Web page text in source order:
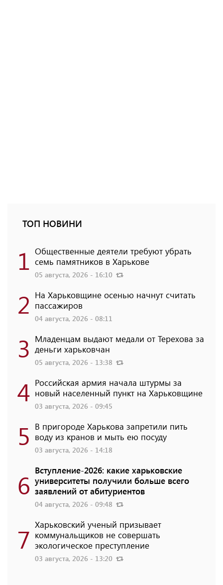
ТОП НОВИНИ
1 Общественные деятели требуют убрать
семь памятников в Харькове
05 августа, 2026 - 16:10
2 На Харьковщине осенью начнут считать
пассажиров
04 августа, 2026 - 08:11
3 Младенцам выдают медали от Терехова за
деньги харьковчан
05 августа, 2026 - 13:38
4 Российская армия начала штурмы за
новый населенный пункт на Харьковщине
03 августа, 2026 - 09:45
5 В пригороде Харькова запретили пить
воду из кранов и мыть ею посуду
03 августа, 2026 - 14:18
6 Вступление-2026: какие харьковские
университеты получили больше всего
заявлений от абитуриентов
04 августа, 2026 - 09:48
7 Харьковский ученый призывает
коммунальщиков не совершать
экологическое преступление
03 августа, 2026 - 13:20